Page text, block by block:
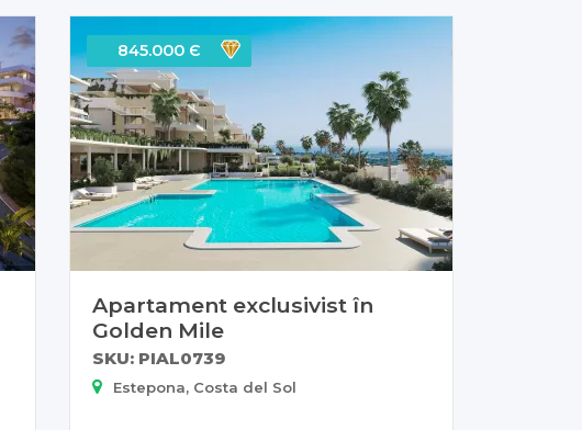
845.000 Є
Apartament exclusivist în
Golden Mile
SKU: PIAL0739
Estepona, Costa del Sol